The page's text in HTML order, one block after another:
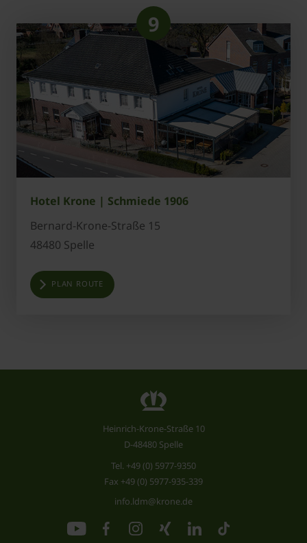
9
Hotel Krone | Schmiede 1906
Bernard-Krone-Straße 15
48480 Spelle
PLAN ROUTE
Heinrich-Krone-Straße 10
D-48480 Spelle
Tel. +49 (0) 5977-9350
Fax +49 (0) 5977-935-339
info.ldm@krone.de